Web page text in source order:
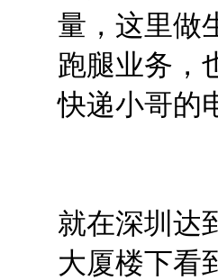
量，这里做
跑腿业务，
快递小哥的
就在深圳达
大厦楼下看